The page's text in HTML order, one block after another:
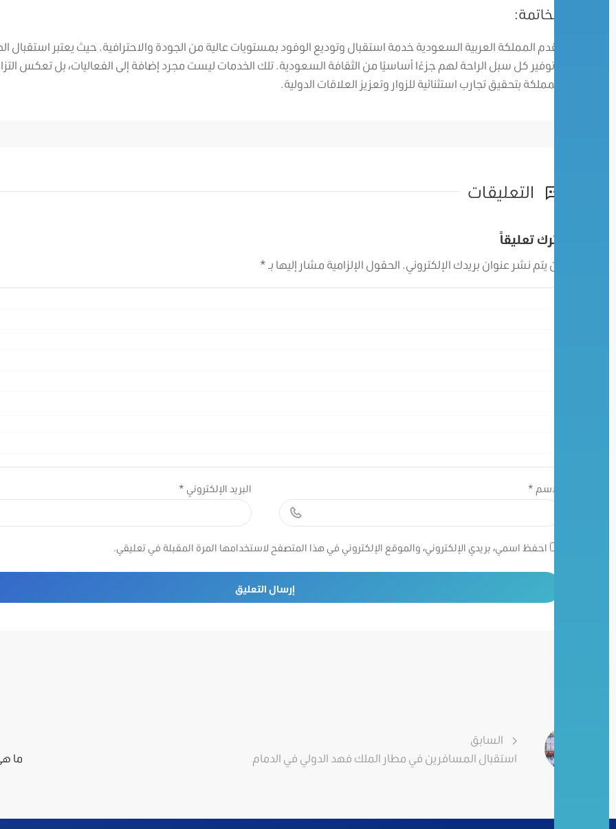
الخاتمة:
تقدم المملكة العربية السعودية خدمة استقبال وتوديع الوفود بمستويات عالية من الجودة والاحترافية. حيث يعتبر استقبال
وتوفير كل سبل الراحة لهم جزءًا أساسيًا من الثقافة السعودية. تلك الخدمات ليست مجرد إضافة إلى الفعاليات، بل تعكس
المملكة بتحقيق تجارب استثنائية للزوار وتعزيز العلاقات الدولية.
التعليقات
اترك تعليقاً
لن يتم نشر عنوان بريدك الإلكتروني. الحقول الإلزامية مشار إليها بـ *
الاسم * البريد الإلكتروني *
احفظ اسمي، بريدي الإلكتروني، والموقع الإلكتروني في هذا المتصفح لاستخدامها المرة المقبلة في تعليقي.
السابق
استقبال المسافرين في مطار الملك فهد الدولي في الدمام
ما